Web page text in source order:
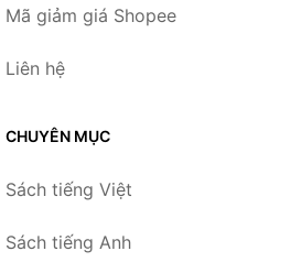
Mã giảm giá Shopee
Liên hệ
CHUYÊN MỤC
Sách tiếng Việt
Sách tiếng Anh